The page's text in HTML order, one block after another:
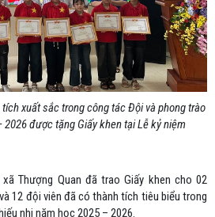
xuất sắc trong công tác Đội và phong trào
2026 được tặng Giấy khen tại Lễ kỷ niệm
Thượng Quan đã trao Giấy khen cho 02
12 đội viên đã có thành tích tiêu biểu trong
nhi năm học 2025 – 2026.